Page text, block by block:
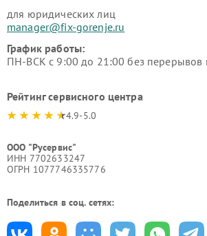
для юридических лиц
manager@fix-gorenje.ru
График работы:
ПН-ВСК с 9:00 до 21:00 без
Рейтинг сервисного центра
4.9-5.0
ООО "Русервис"
ИНН 7702633247
ОГРН 1077746335776
Поделиться в соц. сетях: